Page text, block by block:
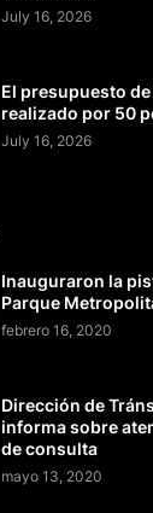
July 16, 2026
El presupuesto
realizado por 50
July 16, 2026
Inauguraron la
Parque
febrero 16, 2020
Dirección de
informa sobre
de consulta
mayo 13, 2020